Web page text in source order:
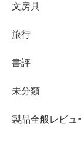
文房具
旅行
書評
未分類
製品全般レビュ